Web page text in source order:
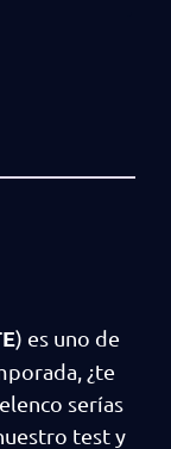
) es uno de
¿te
serías
test y